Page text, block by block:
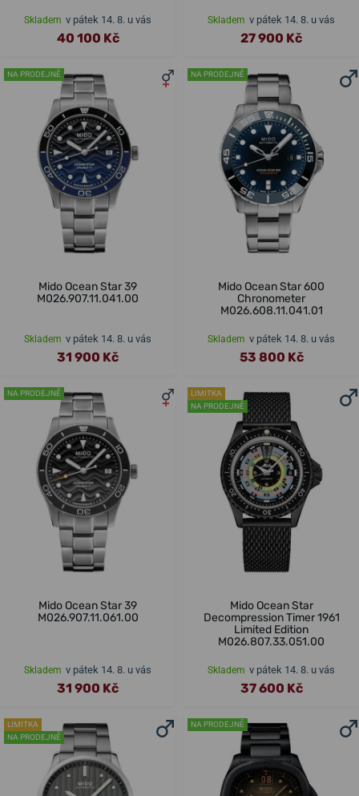
Skladem v pátek 14. 8. u vás
40 100 Kč
Skladem v pátek 14. 8. u vás
27 900 Kč
NA PRODEJNĚ
Mido Ocean Star 39
M026.907.11.041.00
Skladem v pátek 14. 8. u vás
31 900 Kč
NA PRODEJNĚ
Mido Ocean Star 600
Chronometer
M026.608.11.041.01
Skladem v pátek 14. 8. u vás
53 800 Kč
NA PRODEJNĚ
Mido Ocean Star 39
M026.907.11.061.00
Skladem v pátek 14. 8. u vás
31 900 Kč
LIMITKA
NA PRODEJNĚ
Mido Ocean Star
Decompression Timer 1961
Limited Edition
M026.807.33.051.00
Skladem v pátek 14. 8. u vás
37 600 Kč
LIMITKA
NA PRODEJNĚ
NA PRODEJNĚ